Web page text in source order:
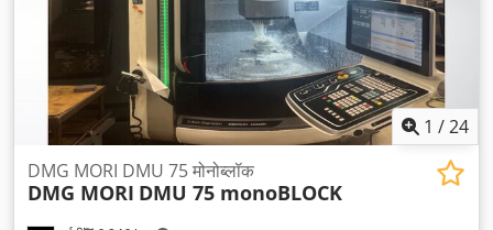
1 /24
DMG MORI DMU 75 मोनोब्लॉक
DMG MORI DMU 75 monoBLOCK